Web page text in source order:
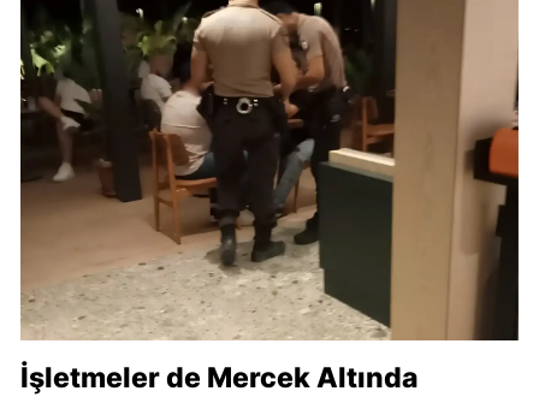
İşletmeler de Mercek Altında